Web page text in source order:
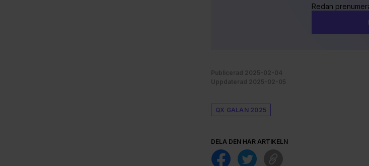
Redan
Publicerad 2025-02-04
Uppdaterad 2025-02-05
QX GALAN 2025
DELA DEN HÄR ARTIKELN